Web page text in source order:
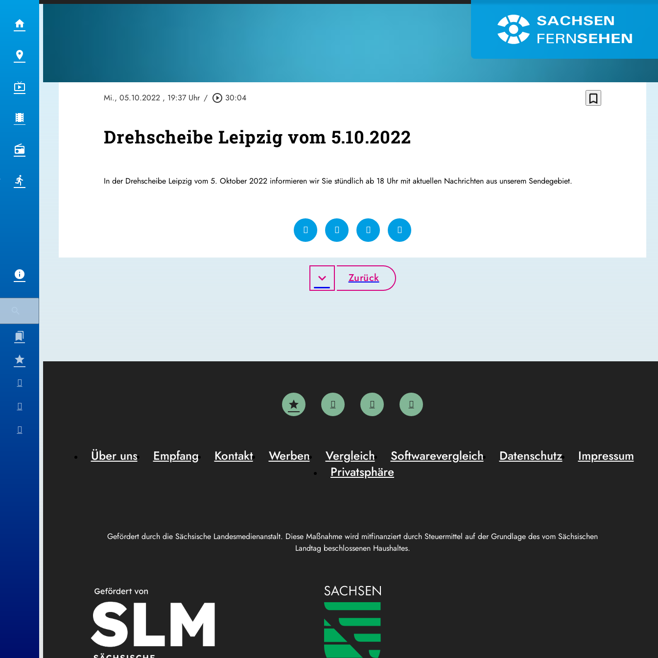
Mi., 05.10.2022 , 19:37 Uhr / play_circle_outline 30:04 bookmark_border
Drehscheibe Leipzig vom 5.10.2022
In der Drehscheibe Leipzig vom 5. Oktober 2022 informieren wir Sie stündlich ab 18 Uhr mit aktuellen Nachrichten aus unserem Sendegebiet.
Zurück
Gefördert durch die Sächsische Landesmedienanstalt. Diese Maßnahme wird mitfinanziert durch Steuermittel auf der Grundlage des vom Sächsischen
Landtag beschlossenen Haushaltes.
Über uns Empfang Kontakt Werben Vergleich Softwarevergleich Datenschutz
Impressum
Privatsphäre